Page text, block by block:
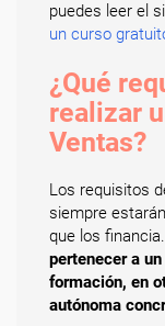
puedes leer el
un curso
¿Qué
realizar
Ventas?
Los requisitos
siempre
que los
pertenecer a
formación, en
autónoma